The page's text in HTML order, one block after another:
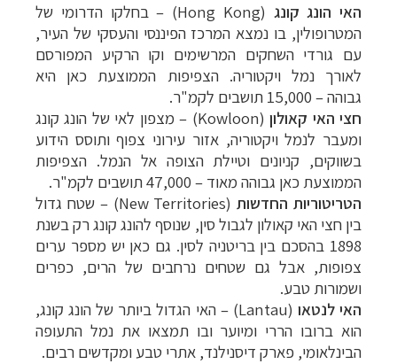
האי הונג קונג
(Hong Kong) – בחלקו הדרומי של
המטרופולין, בו נמצא המרכז הפיננסי והעסקי של העיר,
עם גורדי השחקים המרשימים וקו הרקיע המפורסם
לאורך נמל ויקטוריה. הצפיפות הממוצעת כאן היא
גבוהה – 15,000 תושבים לקמ"ר.
חצי האי קאולון
(Kowloon) – מצפון לאי של הונג קונג
ומעבר לנמל ויקטוריה, אזור עירוני צפוף ותוסס הידוע
בשווקים, קניונים וטיילת הצופה אל הנמל. הצפיפות
הממוצעת כאן גבוהה מאוד – 47,000 תושבים לקמ"ר.
הטריטוריות החדשות
(New Territories) – שטח גדול
בין חצי האי קאולון לגבול סין, שנוסף להונג קונג רק בשנת
1898 בהסכם בין בריטניה לסין. גם כאן יש מספר ערים
צפופות, אבל גם שטחים נרחבים של הרים, כפרים
ושמורות טבע.
האי לנטאו
(Lantau) – האי הגדול ביותר של הונג קונג,
הוא ברובו הררי ומיוער ובו תמצאו את נמל התעופה
הבינלאומי, פארק דיסנילנד, אתרי טבע ומקדשים רבים.